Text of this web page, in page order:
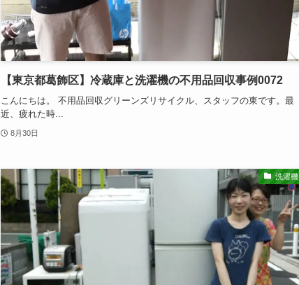
【東京都葛飾区】冷蔵庫と洗濯機の不用品回収事例0072
こんにちは。 不用品回収グリーンズリサイクル、スタッフの東です。最
近、疲れた時...
8月30日
洗濯機